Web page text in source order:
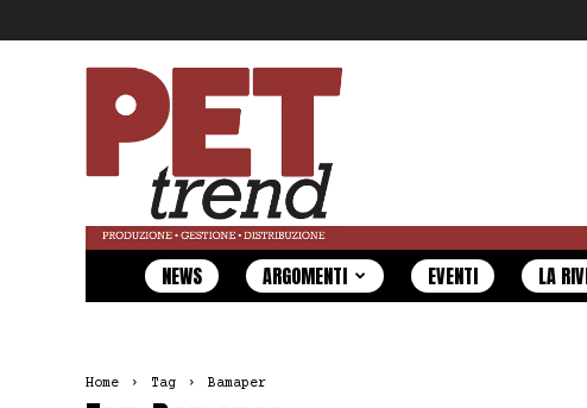
Pet
Trend
NEWS ARGOMENTI EVENTI LA
Home Tag Bamaper